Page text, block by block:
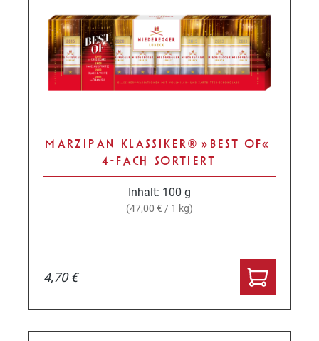
MARZIPAN KLASSIKER® »BEST OF«
4-FACH SORTIERT
Inhalt: 100 g
(47,00 € / 1 kg)
4,70 €